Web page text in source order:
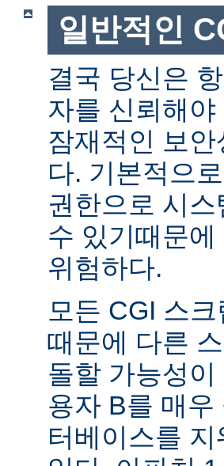
일반적인
결국 당신은
자를 신뢰해
잠재적인 보
다. 기본적으
권한으로 시
수 있기때문
위험하다.
모든 CGI 스
때문에 다른
돌할 가능성
용자 B를 매
터베이스를